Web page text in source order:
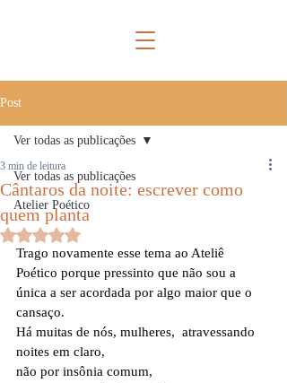
Post
Ver todas as publicações
Atelier Poético
Ver todas as publicações
Cântaros da noite: escrever como
quem planta
3 min de leitura
Avaliado com NaN de 5 estrelas.
Trago novamente esse tema ao Ateliê
Poético porque pressinto que não sou a
única a ser acordada por algo maior que o
cansaço.
Há muitas de nós, mulheres,  atravessando
noites em claro,
não por insônia comum,